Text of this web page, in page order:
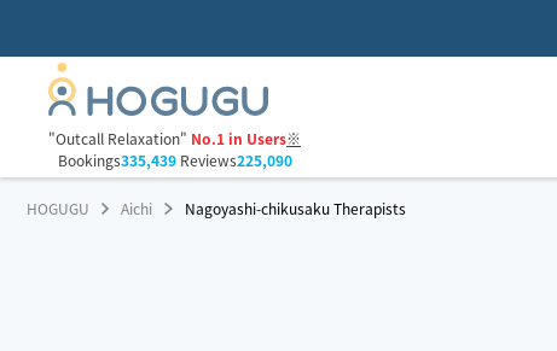
"Outcall Relaxation" No.1 in Users※
Bookings335,439Reviews225,090
HOGUGU Aichi Nagoyashi-chikusaku Therapists